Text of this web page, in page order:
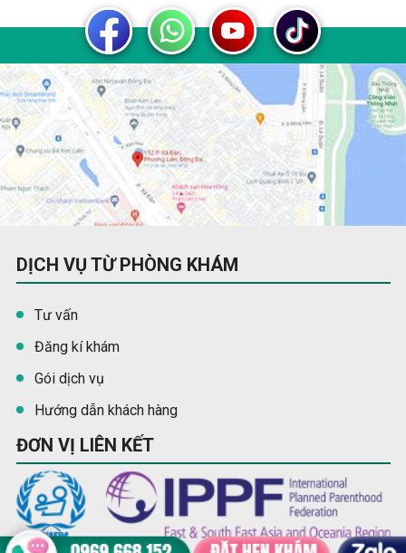
DỊCH VỤ TỪ PHÒNG KHÁM
Tư vấn
Đăng kí khám
Gói dịch vụ
Hướng dẫn khách hàng
ĐƠN VỊ LIÊN KẾT